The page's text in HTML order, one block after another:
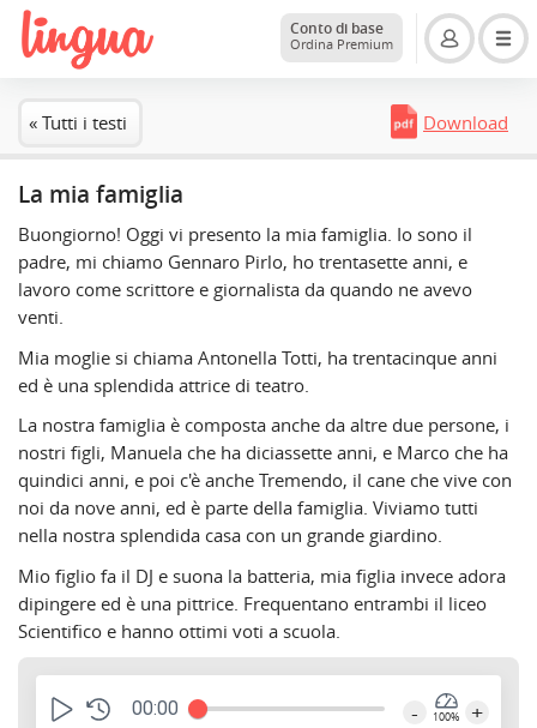
Conto di base
Ordina Premium
« Tutti i testi Download
La mia famiglia
Buongiorno! Oggi vi presento la mia famiglia. Io sono il
padre, mi chiamo Gennaro Pirlo, ho trentasette anni, e
lavoro come scrittore e giornalista da quando ne avevo
venti.
Mia moglie si chiama Antonella Totti, ha trentacinque anni
ed è una splendida attrice di teatro.
La nostra famiglia è composta anche da altre due persone, i
nostri figli, Manuela che ha diciassette anni, e Marco che ha
quindici anni, e poi c'è anche Tremendo, il cane che vive con
noi da nove anni, ed è parte della famiglia. Viviamo tutti
nella nostra splendida casa con un grande giardino.
Mio figlio fa il DJ e suona la batteria, mia figlia invece adora
dipingere ed è una pittrice. Frequentano entrambi il liceo
Scientifico e hanno ottimi voti a scuola.
00:00 - 100% +